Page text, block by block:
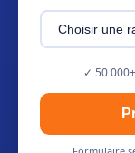
✓ 50